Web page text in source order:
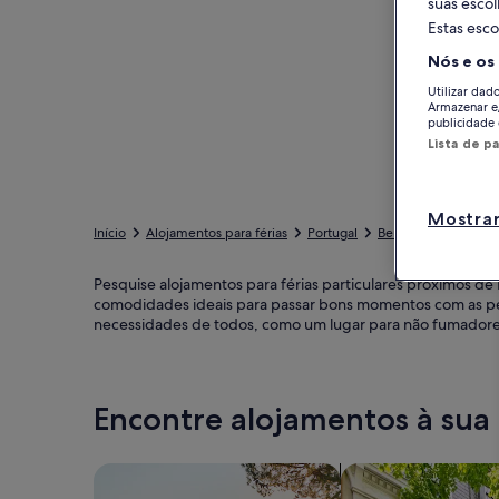
Início Alojamentos para férias Portugal Benavente
Pesquise alojamentos para férias particulares próximos
comodidades ideais para passar bons momentos com as
necessidades de todos, como um lugar para não
Encontre alojamentos à
Pesquisar
Estas
Nós e
Utilizar
Armazenar
publicidade
Lista de